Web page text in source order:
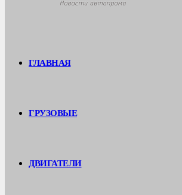
ГЛАВНАЯ
ГРУЗОВЫЕ
ДВИГАТЕЛИ